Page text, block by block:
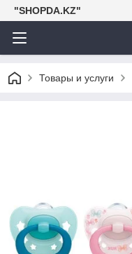
"SHOPDA.KZ"
Товары и услуги